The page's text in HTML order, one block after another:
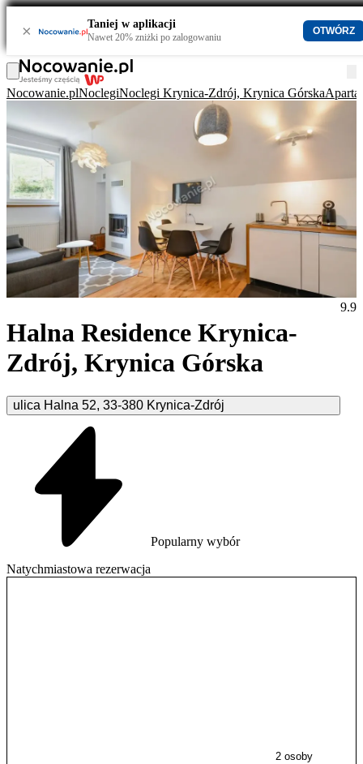
× Taniej w aplikacji
Nawet 20% zniżki po zalogowaniu
OTWÓRZ
Nocowanie.plNoclegiNoclegi Krynica-Zdrój, Krynica Górska
Halna Residence Krynica-
Zdrój, Krynica Górska
ulica Halna 52, 33-380 Krynica-Zdrój
9.9
Natychmiastowa rezerwacja
Popularny wybór
2 osoby